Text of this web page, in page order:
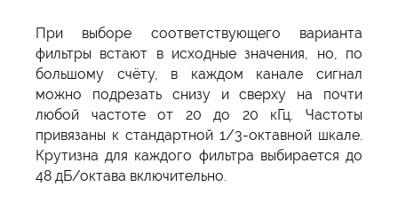
При выборе соответствующего варианта
фильтры встают в исходные значения, но, по
большому счёту, в каждом канале сигнал
можно подрезать снизу и сверху на почти
любой частоте от 20 до 20 кГц. Частоты
привязаны к стандартной 1/3-октавной шкале.
Крутизна для каждого фильтра выбирается до
48 дБ/октава включительно.